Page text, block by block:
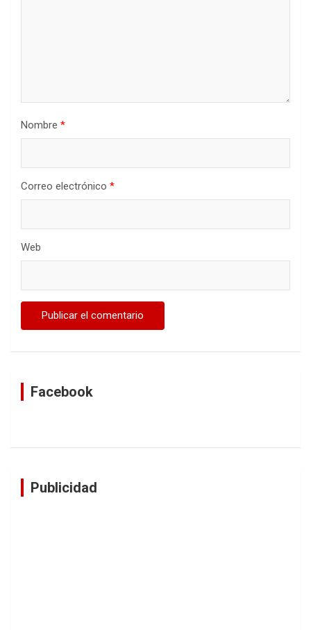
Nombre *
Correo electrónico *
Web
Facebook
Publicidad